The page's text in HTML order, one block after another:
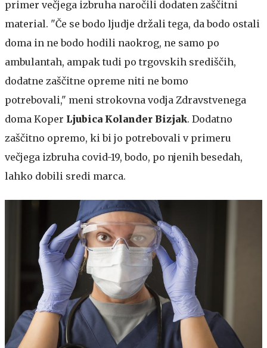
primer večjega izbruha naročili dodaten zaščitni
material. "Če se bodo ljudje držali tega, da bodo ostali
doma in ne bodo hodili naokrog, ne samo po
ambulantah, ampak tudi po trgovskih središčih,
dodatne zaščitne opreme niti ne bomo
potrebovali," meni strokovna vodja Zdravstvenega
doma Koper Ljubica Kolander Bizjak. Dodatno
zaščitno opremo, ki bi jo potrebovali v primeru
večjega izbruha covid-19, bodo, po njenih besedah,
lahko dobili sredi marca.